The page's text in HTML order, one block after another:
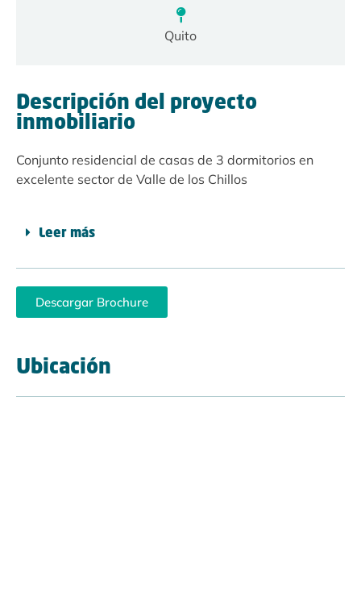
Quito
Descripción del proyecto
inmobiliario
Conjunto residencial de casas de 3 dormitorios en
excelente sector de Valle de los Chillos
Leer más
Descargar Brochure
Ubicación